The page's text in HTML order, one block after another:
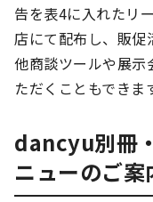
告を表4に入れたリ
店にて配布し、販促
他商談ツールや展示
ただくこともできま
dancyu別冊
ニューのご案